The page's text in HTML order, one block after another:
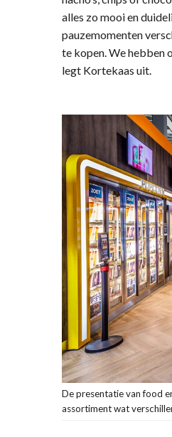
alles zo mooi en
pauzemomenten
te kopen. We hebben
legt Kortekaas uit.
De presentatie van food
assortiment wat